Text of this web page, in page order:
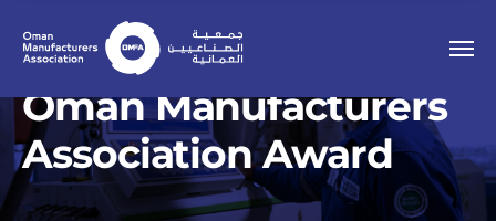
Oman Manufacturers
Association Award